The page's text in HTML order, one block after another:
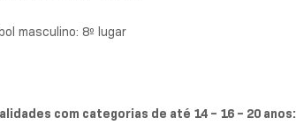
masculino: 8º lugar
com categorias de até 14 – 16 – 20 anos: